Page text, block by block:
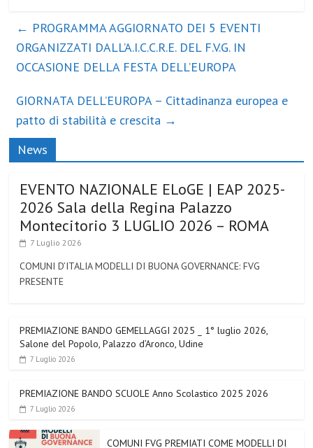
← PROGRAMMA AGGIORNATO DEI 5 EVENTI
ORGANIZZATI DALL’A.I.C.C.R.E. DEL F.V.G. IN
OCCASIONE DELLA FESTA DELL’EUROPA
GIORNATA DELL’EUROPA – Cittadinanza europea e
patto di stabilità e crescita →
News
EVENTO NAZIONALE ELoGE | EAP 2025-
2026 Sala della Regina Palazzo
Montecitorio 3 LUGLIO 2026 – ROMA
7 Luglio 2026
COMUNI D’ITALIA MODELLI DI BUONA GOVERNANCE: FVG
PRESENTE
PREMIAZIONE BANDO GEMELLAGGI 2025 _ 1° luglio 2026,
Salone del Popolo, Palazzo d’Aronco, Udine
7 Luglio 2026
PREMIAZIONE BANDO SCUOLE Anno Scolastico 2025 2026
7 Luglio 2026
COMUNI FVG PREMIATI COME MODELLI DI